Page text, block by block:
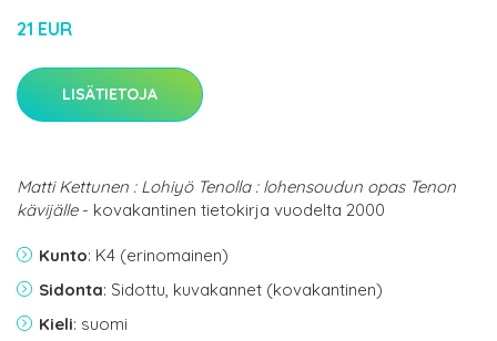
21 EUR
LISÄTIETOJA
Matti Kettunen : Lohiyö Tenolla : lohensoudun opas Tenon
kävijälle- kovakantinen tietokirja vuodelta 2000
Kunto: K4 (erinomainen)
Sidonta: Sidottu, kuvakannet (kovakantinen)
Kieli: suomi